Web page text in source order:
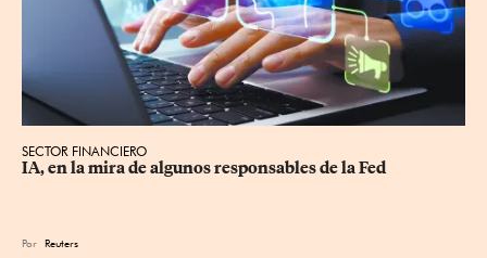
SECTOR FINANCIERO
IA, en la mira de algunos responsables de la Fed
Por Reuters